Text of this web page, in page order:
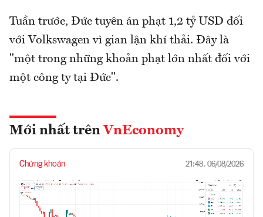
Tuần trước, Đức tuyên án phạt 1,2 tỷ USD đối
với Volkswagen vì gian lận khí thải. Đây là
"một trong những khoản phạt lớn nhất đối với
một công ty tại Đức".
Mới nhất trên VnEconomy
Chứng khoán 21:48, 06/08/2026